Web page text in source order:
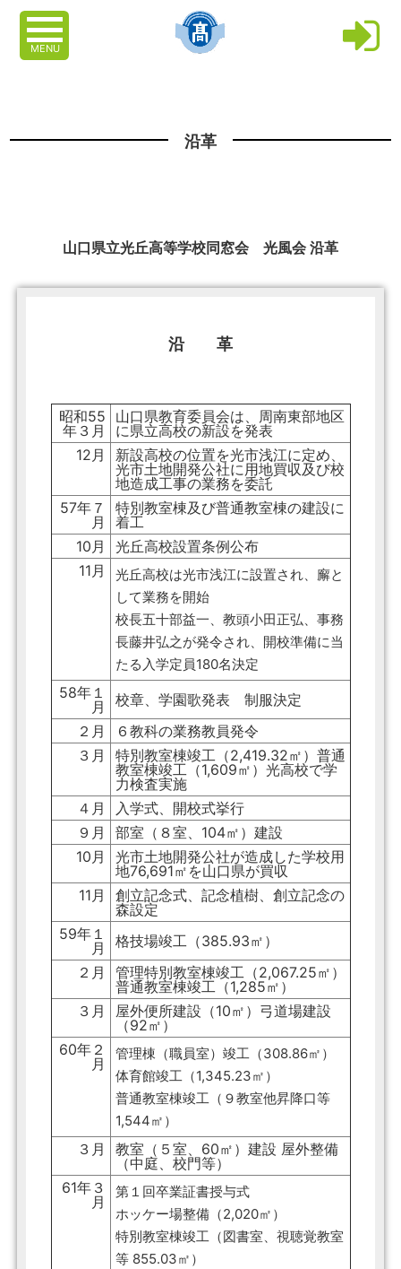
MENU
沿革
山口県立光丘高等学校同窓会 光風会 沿革
沿 革
昭和55
年３月
山口県教育委員会は、周南東部地区
に県立高校の新設を発表
12月
新設高校の位置を光市浅江に定め、
光市土地開発公社に用地買収及び校
地造成工事の業務を委託
57年７
月
特別教室棟及び普通教室棟の建設に
着工
10月
光丘高校設置条例公布
11月
光丘高校は光市浅江に設置され、廨と
して業務を開始
校長五十部益一、教頭小田正弘、事務
長藤井弘之が発令され、開校準備に当
たる入学定員180名決定
58年１
月
校章、学園歌発表 制服決定
２月
６教科の業務教員発令
３月
特別教室棟竣工（2,419.32㎡）普通
教室棟竣工（1,609㎡）光高校で学
力検査実施
４月
入学式、開校式挙行
９月
部室（８室、104㎡）建設
10月
光市土地開発公社が造成した学校用
地76,691㎡を山口県が買収
11月
創立記念式、記念植樹、創立記念の
森設定
59年１
月
格技場竣工（385.93㎡）
２月
管理特別教室棟竣工（2,067.25㎡）
普通教室棟竣工（1,285㎡）
３月
屋外便所建設（10㎡）弓道場建設
（92㎡）
60年２
月
管理棟（職員室）竣工（308.86㎡）
体育館竣工（1,345.23㎡）
普通教室棟竣工（９教室他昇降口等
1,544㎡）
３月
教室（５室、60㎡）建設 屋外整備
（中庭、校門等）
61年３
月
第１回卒業証書授与式
ホッケー場整備（2,020㎡）
特別教室棟竣工（図書室、視聴覚教室
等 855.03㎡）